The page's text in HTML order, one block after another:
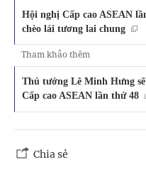
Hội nghị Cấp cao ASEAN
chèo lái tương lai chung
Tham khảo thêm
Thủ tướng Lê Minh Hưng
Cấp cao ASEAN lần thứ 48
Chia sẻ